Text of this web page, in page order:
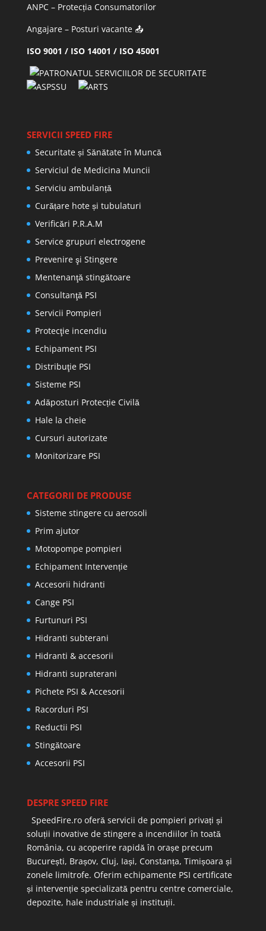
ANPC– Protecția Consumatorilor
Angajare – Posturi vacante📤
ISO 9001 / ISO 14001 / ISO 45001
SERVICII SPEED FIRE
Securitate și Sănătate în Muncă
Serviciul de Medicina Muncii
Serviciu ambulanță
Curățare hote și tubulaturi
Verificări P.R.A.M
Service grupuri electrogene
Prevenire şi Stingere
Mentenanţă stingătoare
Consultanţă PSI
Servicii Pompieri
Protecţie incendiu
Echipament PSI
Distribuţie PSI
Sisteme PSI
Adăposturi Protecție Civilă
Hale la cheie
Cursuri autorizate
Monitorizare PSI
CATEGORII DE PRODUSE
Sisteme stingere cu aerosoli
Prim ajutor
Motopompe pompieri
Echipament Intervenție
Accesorii hidranti
Cange PSI
Furtunuri PSI
Hidranti subterani
Hidranti & accesorii
Hidranti supraterani
Pichete PSI & Accesorii
Racorduri PSI
Reductii PSI
Stingătoare
Accesorii PSI
DESPRE SPEED FIRE
SpeedFire.ro oferă servicii de pompieri privați și
soluții inovative de stingere a incendiilor în toată
România, cu acoperire rapidă în orașe precum
București, Brașov, Cluj, Iași, Constanța, Timișoara și
zonele limitrofe. Oferim echipamente PSI certificate
și intervenție specializată pentru centre comerciale,
depozite, hale industriale și instituții.